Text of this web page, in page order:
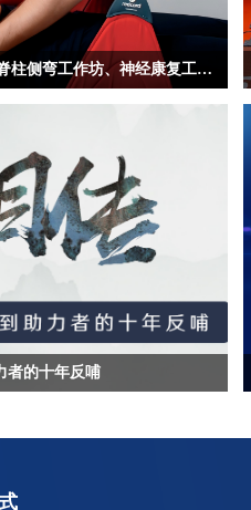
挪威Redcord®Neurac® Level1基础课程，悬吊脊柱侧弯工作坊、神经康复工作坊火爆来袭
者的十年反哺